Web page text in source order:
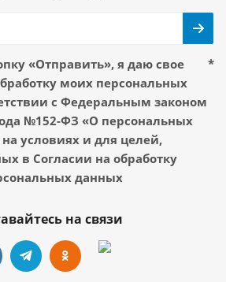
«Отправить», я даю свое
моих персональных
с Федеральным законом
№152-ФЗ «О персональных
условиях и для целей,
в Согласии на обработку
данных
*
на связи